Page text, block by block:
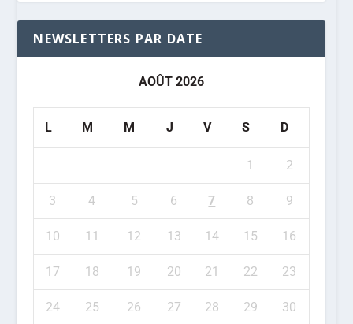
NEWSLETTERS PAR DATE
AOÛT 2026
L M M J V S D
1 2
3 4 5 6 7 8 9
10 11 12 13 14 15 16
17 18 19 20 21 22 23
24 25 26 27 28 29 30